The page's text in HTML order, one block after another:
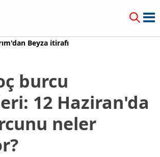
Beyza itirafı
burcu
12 Haziran'da
neler